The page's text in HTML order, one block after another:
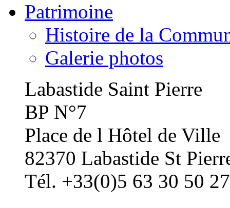
Patrimoine
Histoire de la
Galerie photos
Labastide Saint Pierre
BP N°7
Place de l Hôtel de Ville
82370 Labastide St
Tél. +33(0)5 63 30 50 27